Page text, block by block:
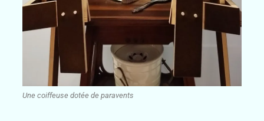
Une coiffeuse dotée de paravents